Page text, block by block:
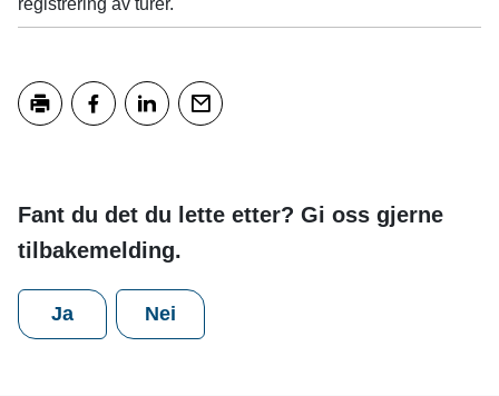
registrering av turer.
Fant du det du lette etter? Gi oss gjerne
tilbakemelding.
Ja Nei